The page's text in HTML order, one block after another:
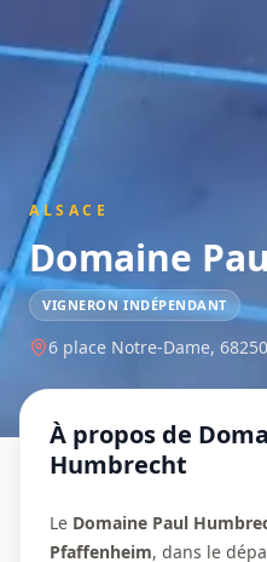
ALSACE
Domaine
VIGNERON INDÉPENDANT
6 place Notre-Dame, 68250
À propos de
Humbrecht
Le Domaine Paul
Pfaffenheim, dans le